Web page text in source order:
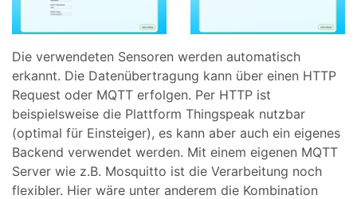
Die verwendeten Sensoren werden automatisch
erkannt. Die Datenübertragung kann über einen HTTP
Request oder MQTT erfolgen. Per HTTP ist
beispielsweise die Plattform Thingspeak nutzbar
(optimal für Einsteiger), es kann aber auch ein eigenes
Backend verwendet werden. Mit einem eigenen MQTT
Server wie z.B. Mosquitto ist die Verarbeitung noch
flexibler. Hier wäre unter anderem die Kombination